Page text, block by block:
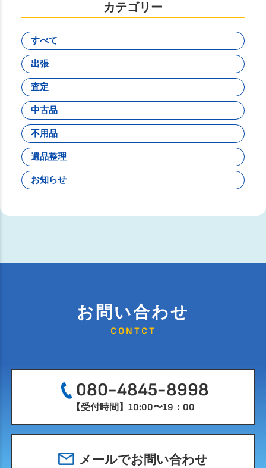
カテゴリー
すべて
出張
査定
中古品
不用品
遺品整理
お知らせ
お問い合わせ
CONTCT
080-4845-8998
【受付時間】10:00〜19：00
メールでお問い合わせ